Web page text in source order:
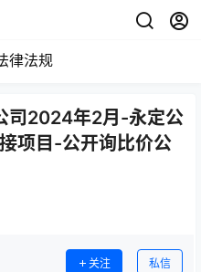
律法规
司2024年2月-永定公
项目-公开询比价公
关注 私信